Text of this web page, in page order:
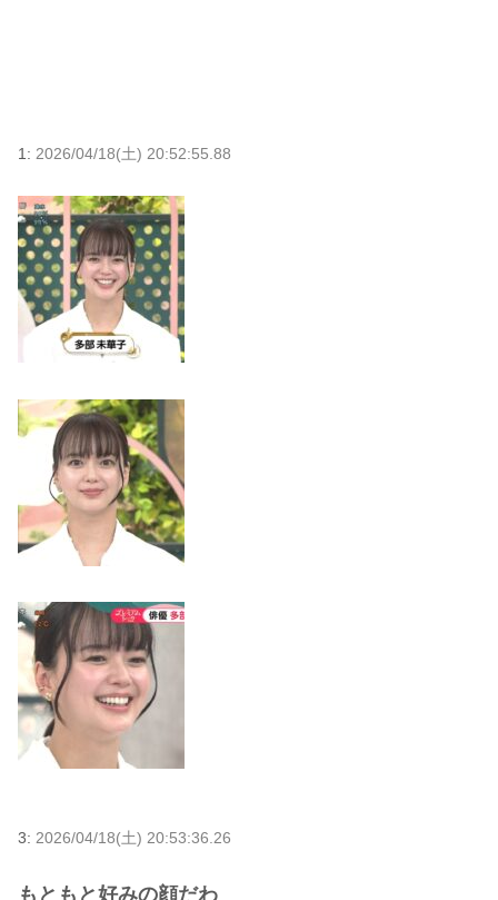
1: 2026/04/18(土) 20:52:55.88
3: 2026/04/18(土) 20:53:36.26
もともと好みの顔だわ